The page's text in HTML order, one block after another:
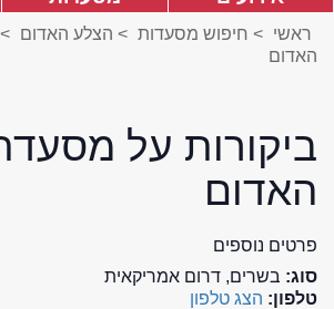
ראשי > חיפוש מסעדות > הצלע האדום >
האדום
ביקורות על
האדום
פרטים נוספים
סוג: בשרים, דרום אמריקאית
טלפון: הצג טלפון